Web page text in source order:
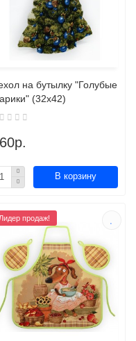
на бутылку "Голубые
(32х42)
В корзину
Лидер продаж!